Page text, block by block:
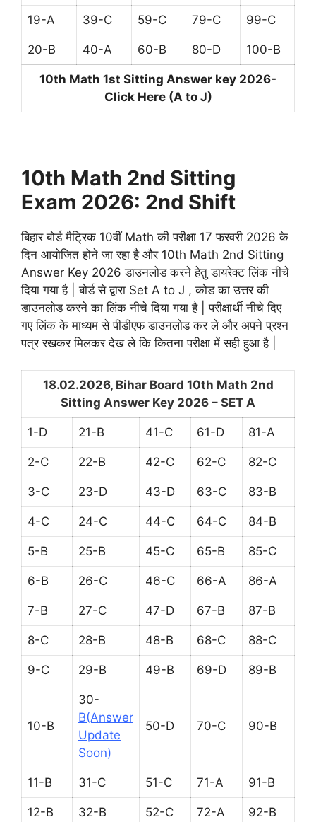
19-A 39-C 59-C 79-C 99-C
20-B 40-A 60-B 80-D 100-B
10th Math 1st Sitting Answer key 2026-
Click Here (A to J)
10th Math 2nd Sitting
Exam 2026: 2nd Shift
बिहार बोर्ड मैट्रिक 10वीं Math की परीक्षा 17 फरवरी 2026 के
दिन आयोजित होने जा रहा है और 10th Math 2nd Sitting
Answer Key 2026 डाउनलोड करने हेतु डायरेक्ट लिंक नीचे
दिया गया है | बोर्ड से द्वारा Set A to J , कोड का उत्तर की
डाउनलोड करने का लिंक नीचे दिया गया है | परीक्षार्थी नीचे दिए
गए लिंक के माध्यम से पीडीएफ डाउनलोड कर ले और अपने प्रश्न
पत्र रखकर मिलकर देख ले कि कितना परीक्षा में सही हुआ है |
18.02.2026, Bihar Board 10th Math 2nd
Sitting Answer Key 2026 – SET A
1-D 21-B 41-C 61-D 81-A
2-C 22-B 42-C 62-C 82-C
3-C 23-D 43-D 63-C 83-B
4-C 24-C 44-C 64-C 84-B
5-B 25-B 45-C 65-B 85-C
6-B 26-C 46-C 66-A 86-A
7-B 27-C 47-D 67-B 87-B
8-C 28-B 48-B 68-C 88-C
9-C 29-B 49-B 69-D 89-B
10-B
30-
B(Answer
Update
Soon)
50-D 70-C 90-B
11-B 31-C 51-C 71-A 91-B
12-B 32-B 52-C 72-A 92-B